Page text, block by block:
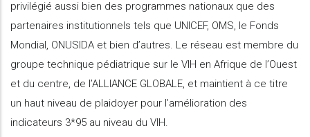
privilégié aussi bien des programmes nationaux que des
partenaires institutionnels tels que UNICEF, OMS, le Fonds
Mondial, ONUSIDA et bien d’autres. Le réseau est membre du
groupe technique pédiatrique sur le VIH en Afrique de l’Ouest
et du centre, de l’ALLIANCE GLOBALE, et maintient à ce titre
un haut niveau de plaidoyer pour l’amélioration des
indicateurs 3*95 au niveau du VIH.